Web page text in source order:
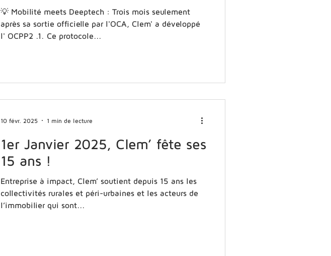
💡 Mobilité meets Deeptech : Trois mois seulement
après sa sortie officielle par l'OCA, Clem' a développé
l' OCPP2 .1. Ce protocole...
1er Janvier 2025, Clem’ fête ses
15 ans !
Entreprise à impact, Clem’ soutient depuis 15 ans les
collectivités rurales et péri-urbaines et les acteurs de
l’immobilier qui sont...
10 févr. 2025 1 min de lecture